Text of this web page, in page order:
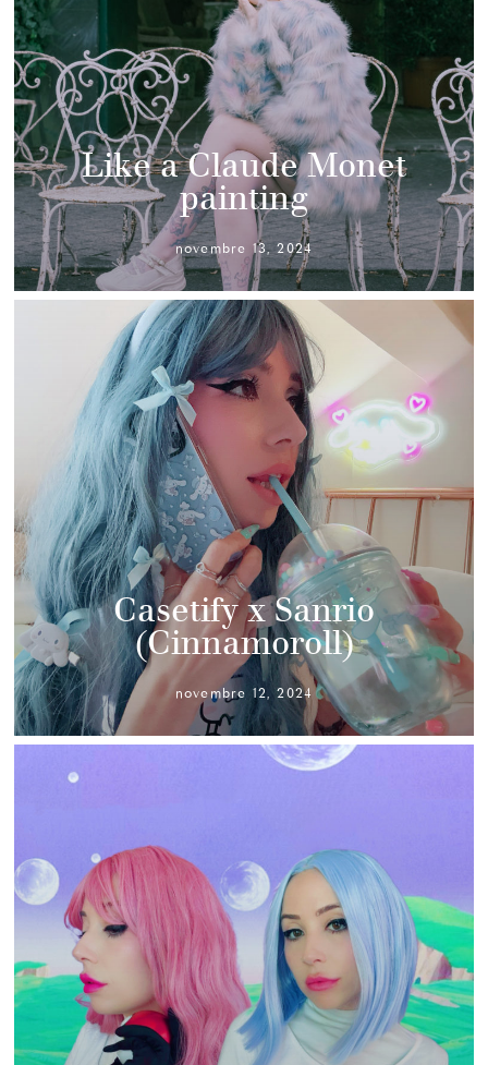
Like a Claude Monet
painting
novembre 13, 2024
Casetify x Sanrio
(Cinnamoroll)
novembre 12, 2024